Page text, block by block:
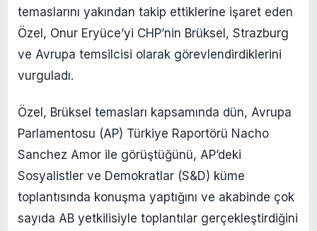
temaslarını yakından takip ettiklerine işaret eden
Özel, Onur Eryüce’yi CHP’nin Brüksel, Strazburg
ve Avrupa temsilcisi olarak görevlendirdiklerini
vurguladı.
Özel, Brüksel temasları kapsamında dün, Avrupa
Parlamentosu (AP) Türkiye Raportörü Nacho
Sanchez Amor ile görüştüğünü, AP’deki
Sosyalistler ve Demokratlar (S&D) küme
toplantısında konuşma yaptığını ve akabinde çok
sayıda AB yetkilisiyle toplantılar gerçekleştirdiğini